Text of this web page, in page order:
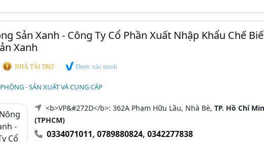
Sản Xanh - Công Ty Cổ Phần Xuất Nhập Khẩu Chế
Xanh
NHÀ TÀI TRỢ Được xác minh
- SẢN XUẤT VÀ CUNG CẤP
<b>VP&#272D</b>: 362A Phạm Hữu Lầu, Nhà Bè, TP. Hồ Chí
(TPHCM)
0334071011, 0789880824, 0342277838